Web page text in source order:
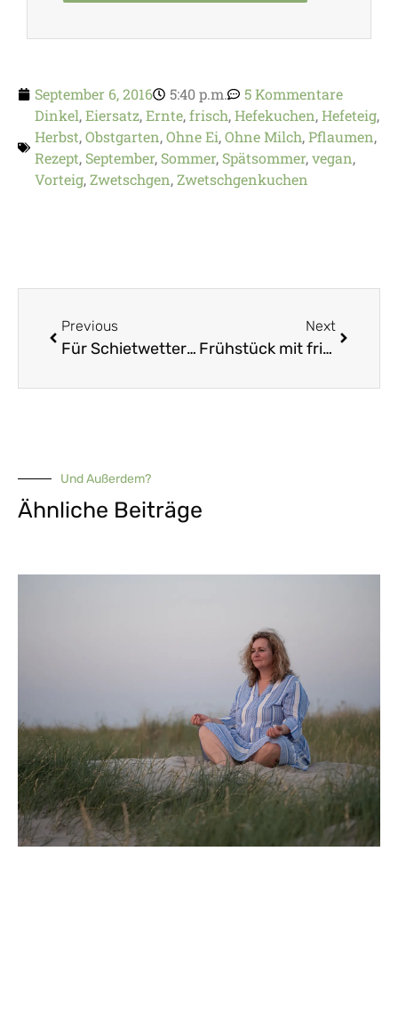
September 6, 2016 5:40 p.m.
5 Kommentare
Dinkel,Eiersatz,Ernte,frisch,Hefekuchen,Hefeteig,
Herbst,Obstgarten,Ohne Ei,Ohne Milch,Pflaumen,
Rezept, September, Sommer, Spätsommer,vegan,
Vorteig,Zwetschgen,Zwetschgenkuchen
Previous
Für Schietwetter: Leckerer veganer Flammkuchen mit Zucchini und Tomaten
Next
Frühstück mit frisch gebackenem veganem Joghurt-Brot und Fruttissima Brotaufstrich-Verlosung – Werbung
Und Außerdem?
Ähnliche Beiträge